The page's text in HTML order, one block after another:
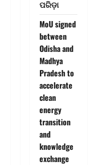
ପରିଡ଼ା
MoU signed
between
Odisha and
Madhya
Pradesh to
accelerate
clean
energy
transition
and
knowledge
exchange